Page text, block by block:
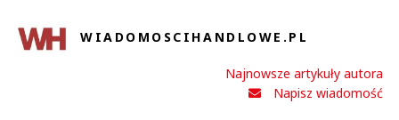
WIADOMOSCIHANDLOWE.PL
Najnowsze artykuły autora
Napisz wiadomość